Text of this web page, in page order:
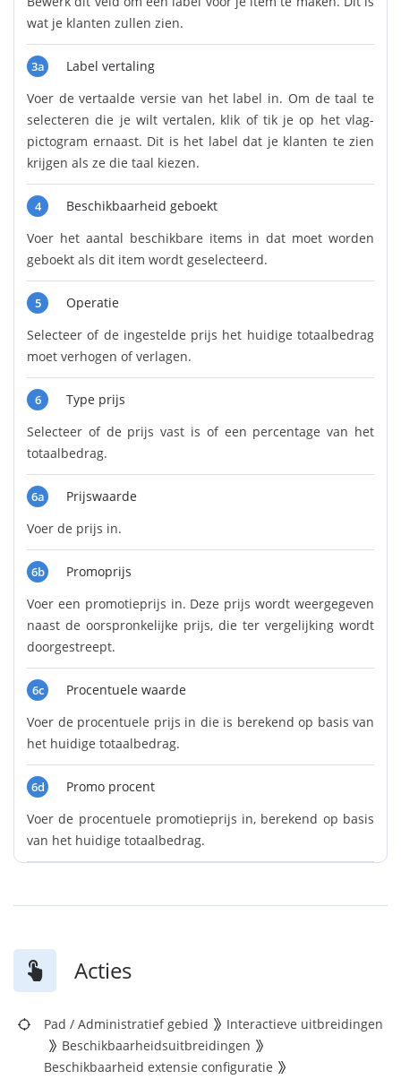
wat je klanten zullen zien.
3a
Label vertaling
Voer de vertaalde versie van het label in. Om de taal te
selecteren die je wilt vertalen, klik of tik je op het vlag-
pictogram ernaast. Dit is het label dat je klanten te zien
krijgen als ze die taal kiezen.
4
Beschikbaarheid geboekt
Voer het aantal beschikbare items in dat moet worden
geboekt als dit item wordt geselecteerd.
5
Operatie
Selecteer of de ingestelde prijs het huidige totaalbedrag
moet verhogen of verlagen.
6
Type prijs
Selecteer of de prijs vast is of een percentage van het
totaalbedrag.
6a
Prijswaarde
Voer de prijs in.
6b
Promoprijs
Voer een promotieprijs in. Deze prijs wordt weergegeven
naast de oorspronkelijke prijs, die ter vergelijking wordt
doorgestreept.
6c
Procentuele waarde
Voer de procentuele prijs in die is berekend op basis van
het huidige totaalbedrag.
6d
Promo procent
Voer de procentuele promotieprijs in, berekend op basis
van het huidige totaalbedrag.
Acties
Pad / Administratief gebied
Interactieve uitbreidingen
Beschikbaarheidsuitbreidingen
Beschikbaarheid extensie configuratie